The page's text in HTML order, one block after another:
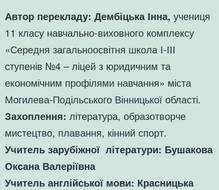
Автор перекладу: Дембіцька Інна, учениця
11 класу навчально-виховного комплексу
«Середня загальноосвітня школа І-ІІІ
ступенів №4 – ліцей з юридичним та
економічним профілями навчання» міста
Могилева-Подільського Вінницької області.
Захоплення: література, образотворче
мистецтво, плавання, кінний спорт.
Учитель зарубіжної літератури: Бушакова
Оксана Валеріївна
Учитель англійської мови: Красницька